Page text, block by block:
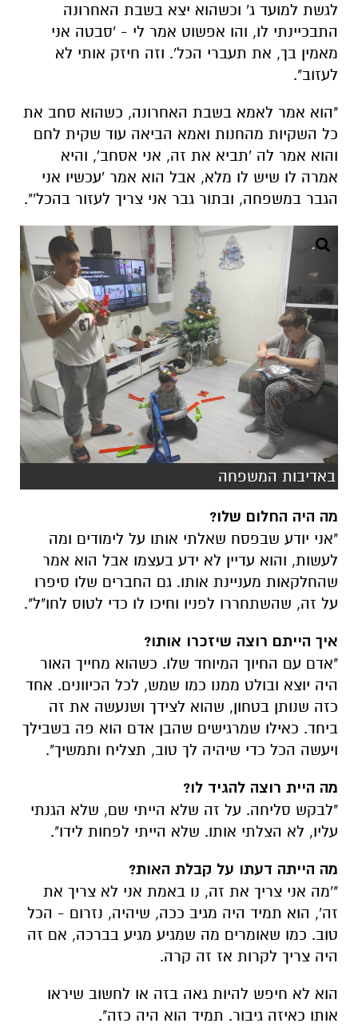
לגשת למועד ג' וכשהוא יצא בשבת האחרונה
התבכיינתי לו, והו אפשוט אמר לי - 'סבטה אני
מאמין בך, את תעברי הכל'. וזה חיזק אותי לא
לעזוב".
"הוא אמר לאמא בשבת האחרונה, כשהוא סחב את
כל השקיות מהחנות ואמא הביאה עוד שקית לחם
והוא אמר לה 'תביא את זה, אני אסחב', והיא
אמרה לו שיש לו מלא, אבל הוא אמר 'עכשיו אני
הגבר במשפחה, ובתור גבר אני צריך לעזור בהכל'".
באדיבות המשפחה
מה היה החלום שלו?
"אני יודע שבפסח שאלתי אותו על לימודים ומה
לעשות, והוא עדיין לא ידע בעצמו אבל הוא אמר
שהחלקאות מעניינת אותו. גם החברים שלו סיפרו
על זה, שהשתחררו לפניו וחיכו לו כדי לטוס לחו"ל".
איך הייתם רוצה שיזכרו אותו?
"אדם עם החיוך המיוחד שלו. כשהוא מחייך האור
היה יוצא ובולט ממנו כמו שמש, לכל הכיוונים. אחד
כזה שנותן בטחון, שהוא לצידך ושנעשה את זה
ביחד. כאילו שמרגישים שהבן אדם הוא פה בשבילך
ויעשה הכל כדי שיהיה לך טוב, תצליח ותמשיך".
מה היית רוצה להגיד לו?
"לבקש סליחה. על זה שלא הייתי שם, שלא הגנתי
עליו, לא הצלתי אותו. שלא הייתי לפחות לידו".
מה הייתה דעתו על קבלת האות?
"'מה אני צריך את זה, נו באמת אני לא צריך את
זה', הוא תמיד היה מגיב ככה, שיהיה, נזרום - הכל
טוב. כמו שאומרים מה שמגיע מגיע בברכה, אם זה
היה צריך לקרות אז זה קרה.
הוא לא חיפש להיות גאה בזה או לחשוב שיראו
אותו כאיזה גיבור. תמיד הוא היה כזה".